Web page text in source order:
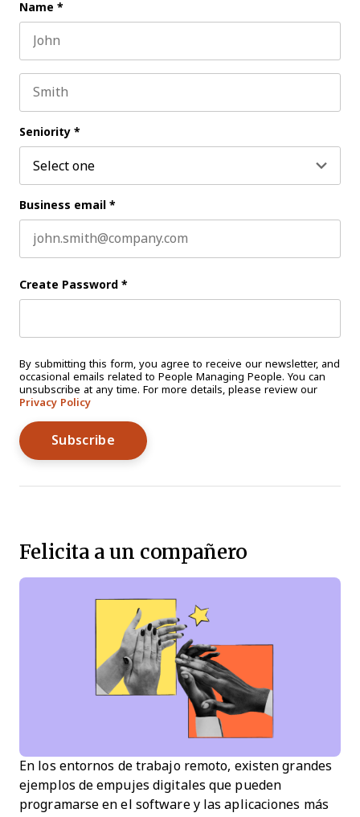
Name *
Seniority *
Business email *
Create Password *
By submitting this form, you agree to receive our newsletter, and
occasional emails related to People Managing People. You can
unsubscribe at any time. For more details, please review our
Privacy Policy
Felicita a un compañero
En los entornos de trabajo remoto, existen grandes
ejemplos de empujes digitales que pueden
programarse en el software y las aplicaciones más